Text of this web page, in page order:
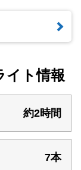
イト情報
約2時間
7本